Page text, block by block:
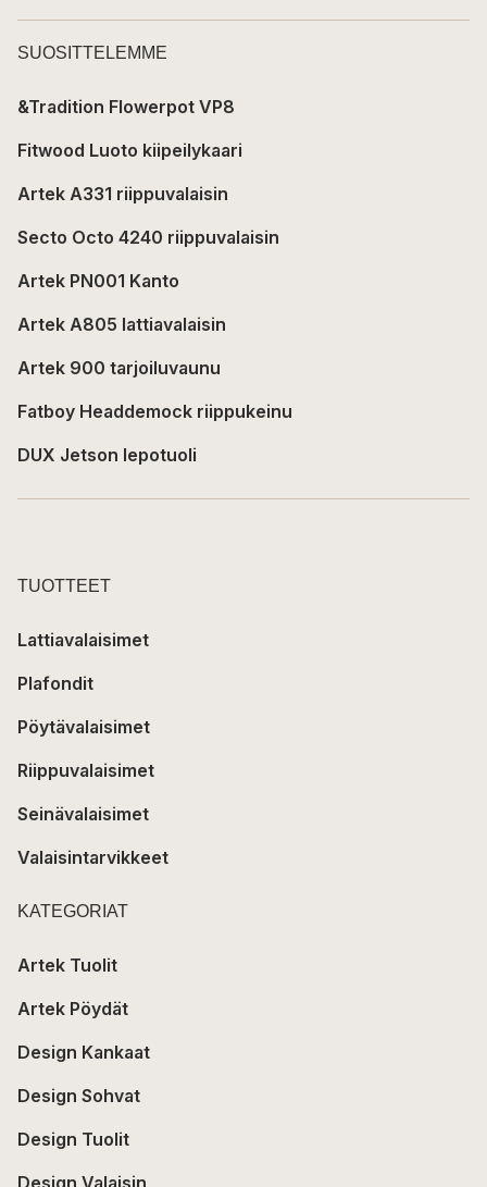
SUOSITTELEMME
&Tradition Flowerpot VP8
Fitwood Luoto kiipeilykaari
Artek A331 riippuvalaisin
Secto Octo 4240 riippuvalaisin
Artek PN001 Kanto
Artek A805 lattiavalaisin
Artek 900 tarjoiluvaunu
Fatboy Headdemock riippukeinu
DUX Jetson lepotuoli
TUOTTEET
Lattiavalaisimet
Plafondit
Pöytävalaisimet
Riippuvalaisimet
Seinävalaisimet
Valaisintarvikkeet
KATEGORIAT
Artek Tuolit
Artek Pöydät
Design Kankaat
Design Sohvat
Design Tuolit